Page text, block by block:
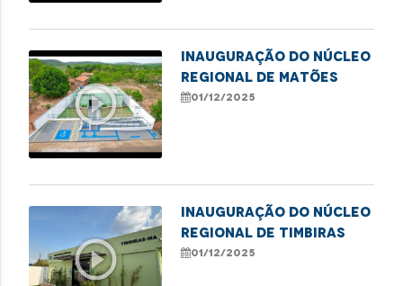
play_circle_outline
Inauguração do Núcleo
Regional de Matões
01/12/2025
play_circle_outline
Inauguração do Núcleo
Regional de Timbiras
01/12/2025